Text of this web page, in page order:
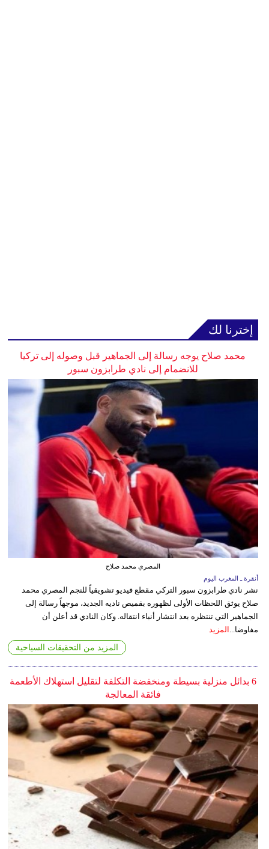
إخترنا لك
محمد صلاح يوجه رسالة إلى الجماهير قبل وصوله إلى تركيا
للانضمام إلى نادي طرابزون سبور
المصري محمد صلاح
أنقرة ـ المغرب اليوم
نشر نادي طرابزون سبور التركي مقطع فيديو تشويقياً للنجم المصري محمد
صلاح يوثق اللحظات الأولى لظهوره بقميص ناديه الجديد، موجهاً رسالة إلى
الجماهير التي تنتظره بعد انتشار أنباء انتقاله. وكان النادي قد أعلن أن
مفاوضا... المزيد
المزيد من التحقيقات السياحية
6 بدائل منزلية بسيطة ومنخفضة التكلفة لتقليل استهلاك الأطعمة
فائقة المعالجة